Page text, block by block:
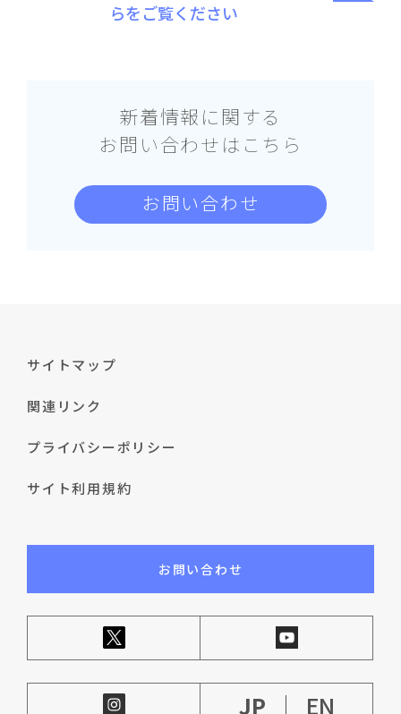
らをご覧ください
新着情報に関する
お問い合わせはこちら
お問い合わせ
サイトマップ
関連リンク
プライバシーポリシー
サイト利用規約
お問い合わせ
JP EN